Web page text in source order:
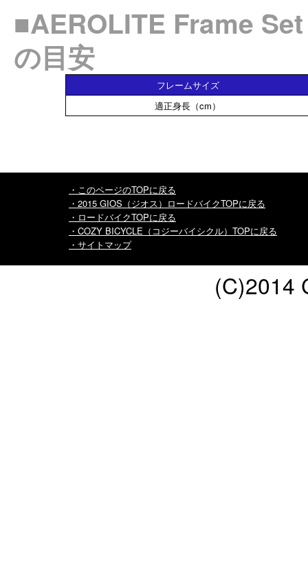
■AEROLITE Frame
の目安
フレームサイズ
適正身長（cm）
・このページのTOPに戻る
・2015 GIOS（ジオス）ロードバイクTOPに戻る
・ロードバイクTOPに戻る
・COZY BICYCLE（コジーバイシクル）TOPに戻る
・サイトマップ
(C)2014